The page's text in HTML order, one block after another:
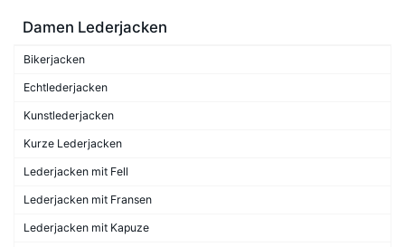
Damen Lederjacken
Bikerjacken
Echtlederjacken
Kunstlederjacken
Kurze Lederjacken
Lederjacken mit Fell
Lederjacken mit Fransen
Lederjacken mit Kapuze